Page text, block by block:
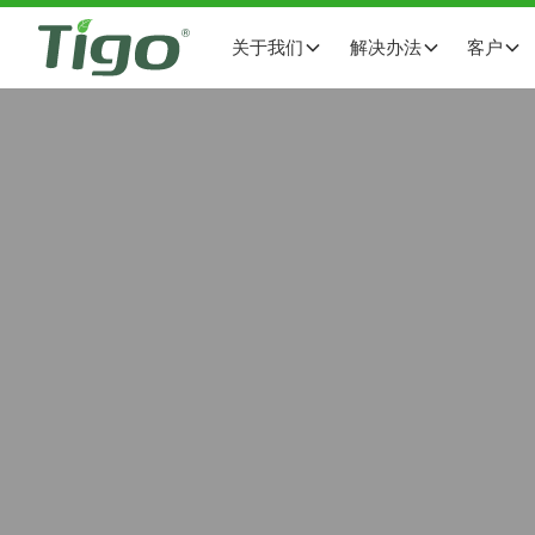
关于我们 解决办法 客户